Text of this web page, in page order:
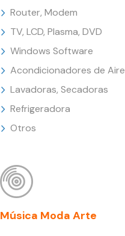
Router, Modem
TV, LCD, Plasma, DVD
Windows Software
Acondicionadores de Aire
Lavadoras, Secadoras
Refrigeradora
Otros
Música Moda Arte